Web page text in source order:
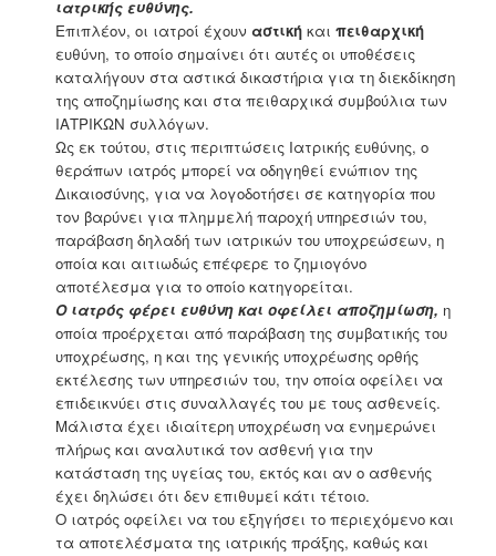
ιατρικής ευθύνης.
Επιπλέον, οι ιατροί έχουν αστική και πειθαρχική
ευθύνη, το οποίο σημαίνει ότι αυτές οι υποθέσεις
καταλήγουν στα αστικά δικαστήρια για τη διεκδίκηση
της αποζημίωσης και στα πειθαρχικά συμβούλια των
ΙΑΤΡΙΚΩΝ συλλόγων.
Ως εκ τούτου, στις περιπτώσεις Ιατρικής ευθύνης, ο
θεράπων ιατρός μπορεί να οδηγηθεί ενώπιον της
Δικαιοσύνης, για να λογοδοτήσει σε κατηγορία που
τον βαρύνει για πλημμελή παροχή υπηρεσιών του,
παράβαση δηλαδή των ιατρικών του υποχρεώσεων, η
οποία και αιτιωδώς επέφερε το ζημιογόνο
αποτέλεσμα για το οποίο κατηγορείται.
Ο ιατρός φέρει ευθύνη και οφείλει αποζημίωση, η
οποία προέρχεται από παράβαση της συμβατικής του
υποχρέωσης, η και της γενικής υποχρέωσης ορθής
εκτέλεσης των υπηρεσιών του, την οποία οφείλει να
επιδεικνύει στις συναλλαγές του με τους ασθενείς.
Μάλιστα έχει ιδιαίτερη υποχρέωση να ενημερώνει
πλήρως και αναλυτικά τον ασθενή για την
κατάσταση της υγείας του, εκτός και αν ο ασθενής
έχει δηλώσει ότι δεν επιθυμεί κάτι τέτοιο.
Ο ιατρός οφείλει να του εξηγήσει το περιεχόμενο και
τα αποτελέσματα της ιατρικής πράξης, καθώς και